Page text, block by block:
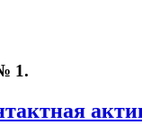
1.